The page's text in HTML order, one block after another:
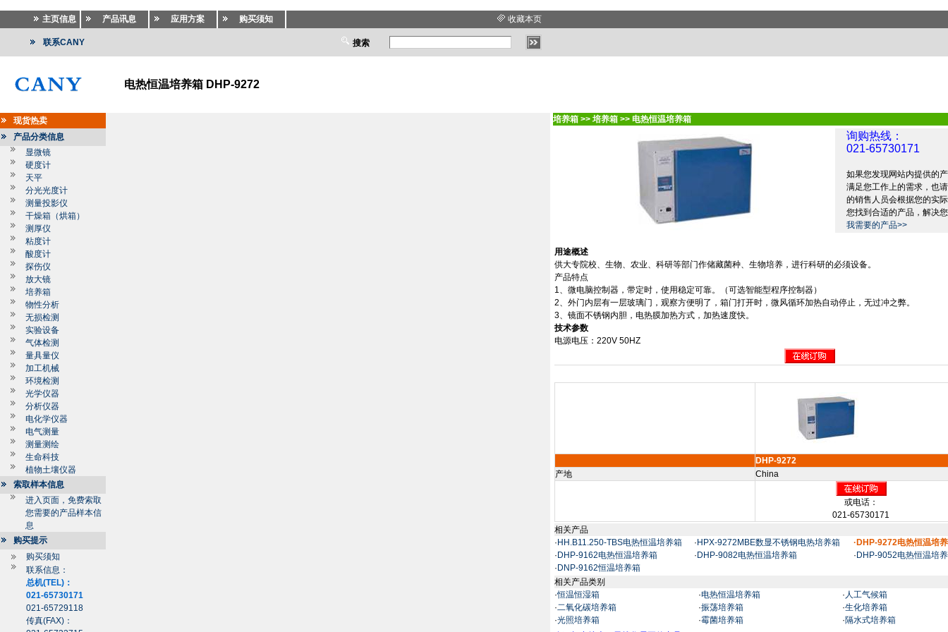
主页信息 产品讯息 应用方案 购买须知 收藏本页
联系CANY 搜索
电热恒温培养箱 DHP-9272
现货热卖
产品分类信息
显微镜
硬度计
天平
分光光度计
测量投影仪
干燥箱（烘箱）
测厚仪
粘度计
酸度计
探伤仪
放大镜
培养箱
物性分析
无损检测
实验设备
气体检测
量具量仪
加工机械
环境检测
光学仪器
分析仪器
电化学仪器
电气测量
测量测绘
生命科技
植物土壤仪器
索取样本信息
进入页面，免费索取
您需要的产品样本信
息
购买提示
购买须知
联系信息：
总机(TEL)：
021-65730171
021-65729118
传真(FAX)：
培养箱 >> 培养箱 >> 电热恒温培养箱
询购热线：
021-65730171
如果您发现网站内提供的
满足您工作上的需求，也
的销售人员会根据您的实
您找到合适的产品，解决
我需要的产品>>
用途概述
供大专院校、生物、农业、科研等部门作储藏菌种、生物培养，进行科研的必须设备。
产品特点
1、微电脑控制器，带定时，使用稳定可靠。（可选智能型程序控制器）
2、外门内层有一层玻璃门，观察方便明了，箱门打开时，微风循环加热自动停止，无过冲之弊。
3、镜面不锈钢内胆，电热膜加热方式，加热速度快。
技术参数
电源电压： 220V 50HZ
DHP-9272
产地
China
或电话：
021-65730171
相关产品
· HH.B11.250-TBS电热恒温培养箱 · HPX-9272MBE数显不锈钢电热培养箱
·DHP-9272电热恒温培
· DHP-9162电热恒温培养箱 · DHP-9082电热恒温培养箱 · DHP-9052电热恒温培
· DNP-9162恒温培养箱
相关产品类别
·恒温恒湿箱 ·电热恒温培养箱 · 人工气候箱
·二氧化碳培养箱 ·振荡培养箱 ·生化培养箱
·光照培养箱 ·霉菌培养箱 ·隔水式培养箱